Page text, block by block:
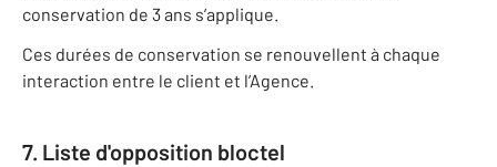
conservation de 3 ans s’applique.
Ces durées de conservation se renouvellent à chaque
interaction entre le client et l’Agence.
7. Liste d'opposition bloctel